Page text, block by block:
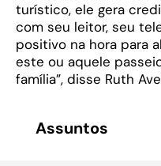
turístico, ele gera
com seu leitor, seu
positivo na hora para
este ou aquele
família”, disse Ruth
Assuntos